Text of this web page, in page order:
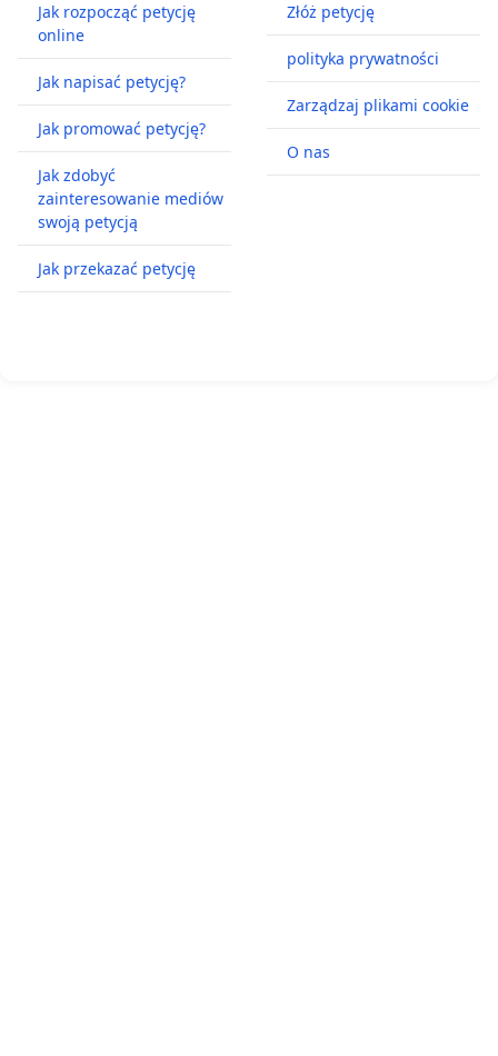
Jak rozpocząć petycję
online
Jak napisać petycję?
Jak promować petycję?
Jak zdobyć
zainteresowanie mediów
swoją petycją
Jak przekazać petycję
Złóż petycję
polityka prywatności
Zarządzaj plikami cookie
O nas